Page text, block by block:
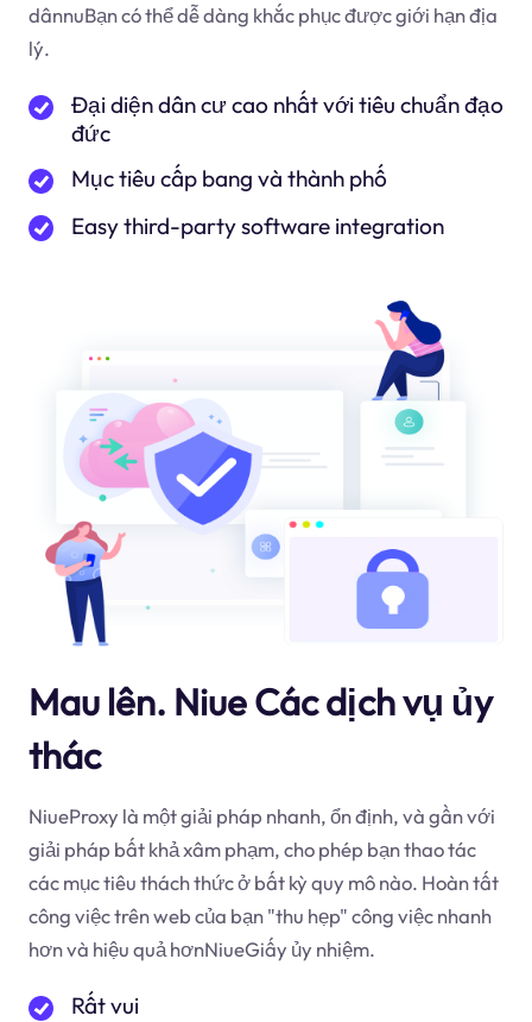
dânnuBạn có thể dễ dàng khắc phục được giới hạn địa
lý.
Đại diện dân cư cao nhất với tiêu chuẩn đạo
đức
Mục tiêu cấp bang và thành phố
Easy third-party software integration
Mau lên. Niue Các dịch vụ ủy
thác
NiueProxy là một giải pháp nhanh, ổn định, và gần với
giải pháp bất khả xâm phạm, cho phép bạn thao tác
các mục tiêu thách thức ở bất kỳ quy mô nào. Hoàn tất
công việc trên web của bạn "thu hẹp" công việc nhanh
hơn và hiệu quả hơnNiueGiấy ủy nhiệm.
Rất vui